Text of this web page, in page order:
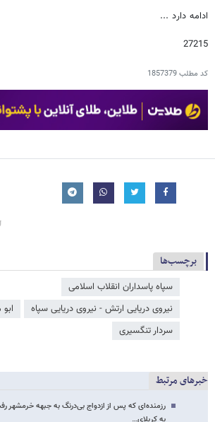
ادامه دارد ...
27215
کد مطلب1857379
برچسب‌ها
سپاه پاسداران انقلاب اسلامی
نیروی دریایی ارتش - نیروی دریایی سپاه
سردار تنگسیری
خبرهای مرتبط
رزمنده‌ای که پس از ازدواج بی‌درنگ به جبهه
به کربلای…